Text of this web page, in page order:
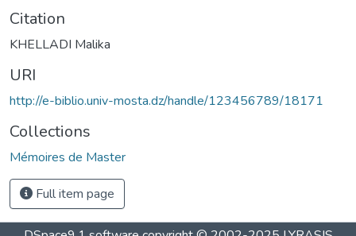
Citation
KHELLADI Malika
URI
http://e-biblio.univ-mosta.dz/handle/123456789/18171
Collections
Mémoires de Master
Full item page